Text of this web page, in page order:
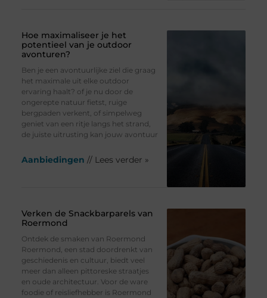
Hoe maximaliseer je het
potentieel van je outdoor
avonturen?
Ben je een avontuurlijke ziel die graag
het maximale uit elke outdoor
ervaring haalt? of je nu door de
ongerepte natuur fietst, ruige
bergpaden verkent, of simpelweg
geniet van een ritje langs het strand,
de juiste uitrusting kan jouw avontuur
Aanbiedingen // Lees verder »
Verken de Snackbarparels van
Roermond
Ontdek de smaken van Roermond
Roermond, een stad doordrenkt van
geschiedenis en cultuur, biedt veel
meer dan alleen pittoreske straatjes
en oude architectuur. Voor de ware
foodie of reisliefhebber is Roermond